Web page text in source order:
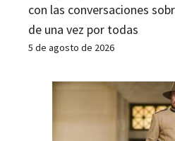
con las conversaciones
de una vez por todas
5 de agosto de 2026